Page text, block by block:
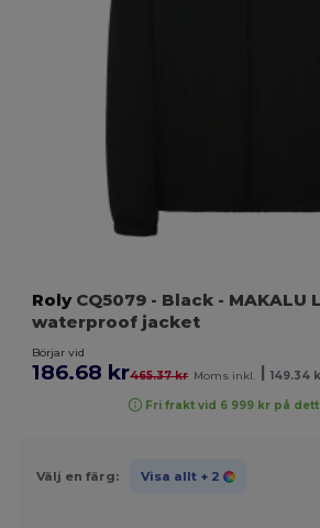
RolyCQ5079 - Black - MAKALU
waterproof jacket
Börjar vid
186.68 kr465.37 kr Moms inkl. 149.34
Fri frakt vid 6 999 kr på
Välj en färg: Visa allt + 2